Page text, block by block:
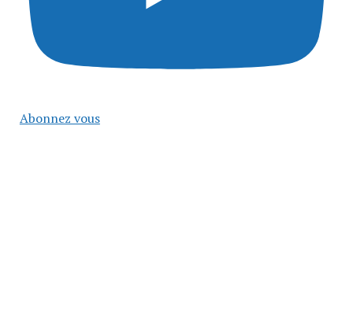
Abonnez vous